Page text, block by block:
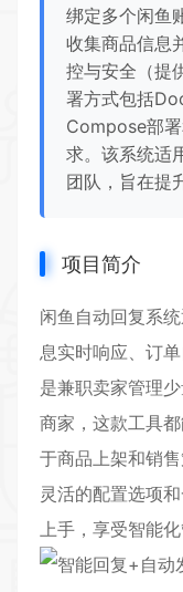
绑定多个闲鱼
收集商品信息
控与安全（提
署方式包括
Compose部
求。该系统适
团队，旨在提
项目简介
闲鱼自动回复系
息实时响应、订
是兼职卖家管理
商家，这款工具
于商品上架和销
灵活的配置选项
上手，享受智能化